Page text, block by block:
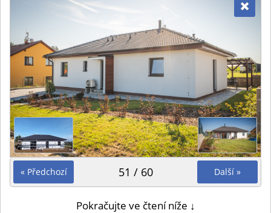
« Předchozí Další »
51 / 60
Pokračujte ve čtení níže ↓